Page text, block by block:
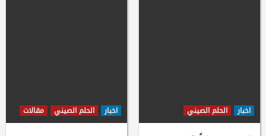
اخبار الحلم الصيني اخبار الحلم الصيني مقالات